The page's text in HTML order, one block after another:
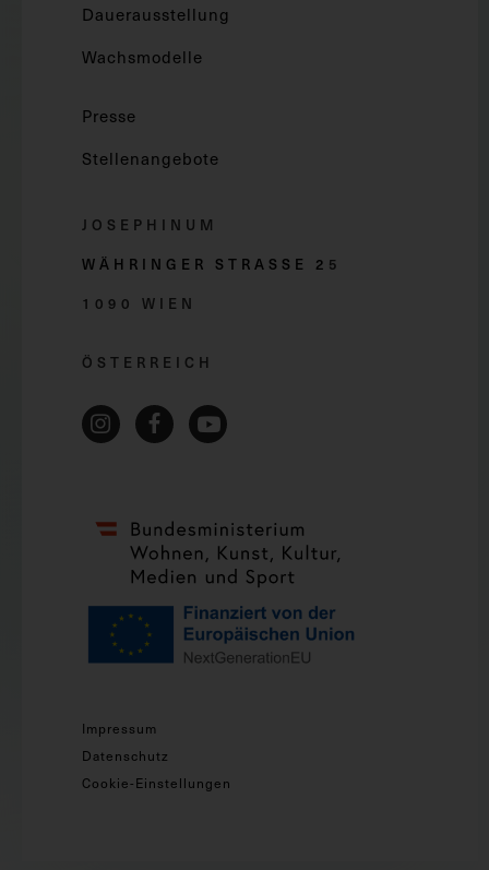
Dauerausstellung
Wachsmodelle
Presse
Stellenangebote
JOSEPHINUM
WÄHRINGER STRASSE 2 5
1090 WIEN
ÖSTERREICH
Impressum
Datenschutz
Cookie-Einstellungen